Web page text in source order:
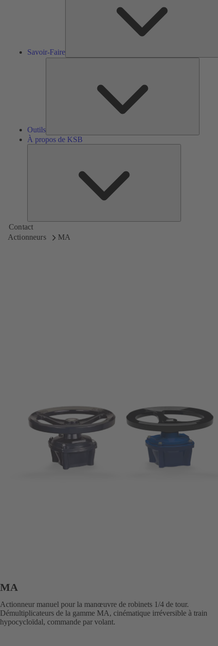
Savoir-Faire
Outils
À propos de KSB
Contact
Actionneurs
MA
MA
Actionneur manuel pour la manœuvre de robinets 1/4 de tour.
Démultiplicateurs de la gamme MA, cinématique irréversible à train
hypocycloïdal, commande par volant.